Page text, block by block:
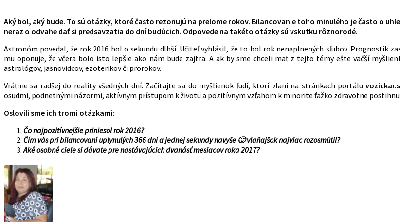
Aký bol, aký bude. To sú otázky, ktoré často rezonujú na prelome rokov. Bilancovanie toho minulého je často o
neraz o odvahe dať si predsavzatia do dní budúcich. Odpovede na takéto otázky sú vskutku rôznorodé.
Astronóm povedal, že rok 2016 bol o sekundu dlhší. Učiteľ vyhlásil, že to bol rok nenaplnených sľubov. Prognostik
mu oponuje, že včera bolo isto lepšie ako nám bude zajtra. A ak by sme chceli mať z tejto témy ešte väčší
astrológov, jasnovidcov, ezoterikov či prorokov.
Vráťme sa radšej do reality všedných dní. Začítajte sa do myšlienok ľudí, ktorí vlani na stránkach portálu
osudmi, podnetnými názormi, aktívnym prístupom k životu a pozitívnym vzťahom k minorite ťažko zdravotne
Oslovili sme ich tromi otázkami:
Čo najpozitívnejšie priniesol rok 2016?
Čím vás pri bilancovaní uplynulých 366 dní a jednej sekundy navyše 🙂 vlaňajšok najviac rozosmútil?
Aké osobné ciele si dávate pre nastávajúcich dvanásť mesiacov roka 2017?